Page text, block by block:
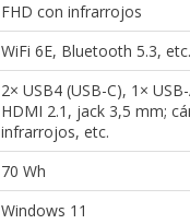
FHD con infrarrojos
WiFi 6E, Bluetooth 5.3, etc.
2× USB4 (USB-C), 1×
HDMI 2.1, jack 3,5 mm;
infrarrojos, etc.
70 Wh
Windows 11